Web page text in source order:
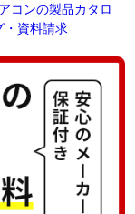
コンの製品カタロ
・資料請求